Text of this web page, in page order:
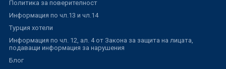
Политика за поверителност
Информация по чл.13 и чл.14
Турция хотели
Информация по чл. 12, ал. 4 от Закона за защита на лицата,
подаващи информация за нарушения
Блог